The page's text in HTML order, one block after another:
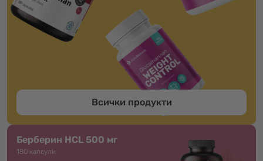
Всички продукти
Берберин HCL 500 мг
180 капсули